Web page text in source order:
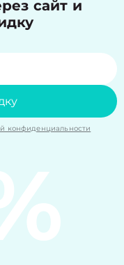
сайт и
конфиденциальности